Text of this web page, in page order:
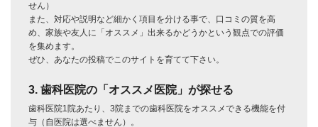
せん）
また、対応や説明など細かく項目を分ける事で、口コミの質を高
め、家族や友人に「オススメ」出来るかどうかという観点での評価
を集めます。
ぜひ、あなたの投稿でこのサイトを育てて下さい。
3. 歯科医院の「オススメ医院」が探せる
歯科医院1院あたり、3院までの歯科医院をオススメできる機能を付
与（自医院は選べません）。